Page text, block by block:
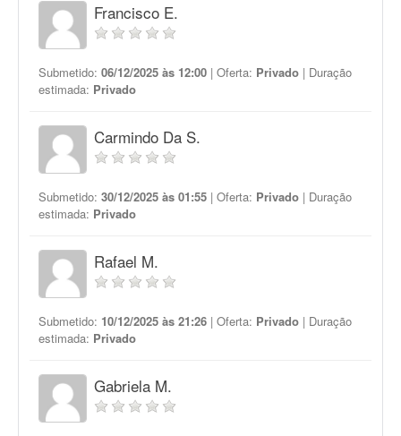
Francisco E.
Submetido: 06/12/2025 às 12:00 | Oferta: Privado | Duração
estimada: Privado
Carmindo Da S.
Submetido: 30/12/2025 às 01:55 | Oferta: Privado | Duração
estimada: Privado
Rafael M.
Submetido: 10/12/2025 às 21:26 | Oferta: Privado | Duração
estimada: Privado
Gabriela M.